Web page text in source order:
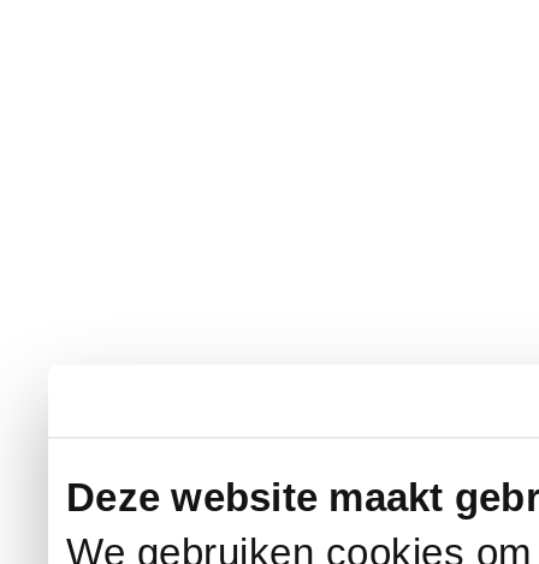
Deze website maakt
We gebruiken cookies